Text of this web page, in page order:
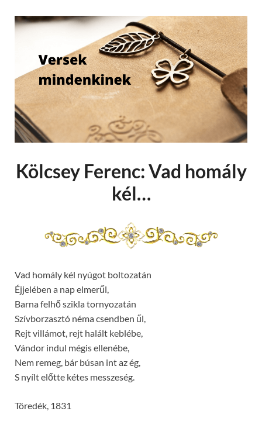
Kölcsey Ferenc: Vad homály
kél…
Vad homály kél nyúgot boltozatán
Éjjelében a nap elmerűl,
Barna felhő szikla tornyozatán
Szívborzasztó néma csendben űl,
Rejt villámot, rejt halált keblébe,
Vándor indul mégis ellenébe,
Nem remeg, bár búsan int az ég,
S nyílt előtte kétes messzeség.
Töredék, 1831